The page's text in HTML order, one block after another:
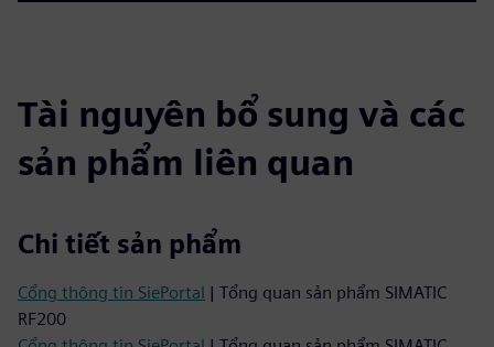
Tài nguyên bổ sung và các
sản phẩm liên quan
Chi tiết sản phẩm
Cổng thông tin SiePortal | Tổng quan sản phẩm SIMATIC
RF200